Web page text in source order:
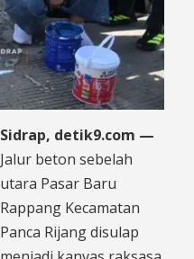
Sidrap, detik9.com —
Jalur beton sebelah
utara Pasar Baru
Rappang Kecamatan
Panca Rijang disulap